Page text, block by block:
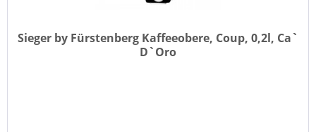
Sieger by Fürstenberg Kaffeeobere, Coup, 0,2l, Ca`
D`Oro